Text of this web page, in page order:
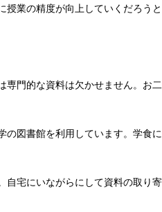
業の精度が向上していくだろうと
門的な資料は欠かせません。お
図書館を利用しています。学食
宅にいながらにして資料の取り寄